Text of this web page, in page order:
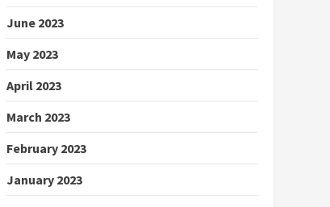
June 2023
May 2023
April 2023
March 2023
February 2023
January 2023